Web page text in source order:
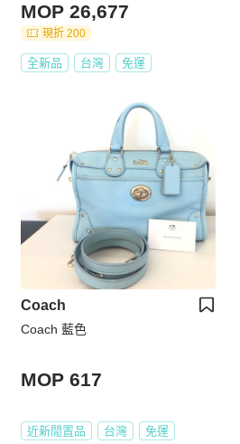
MOP 26,677
現折 200
全新品 台灣 免運
Coach
Coach 藍色
MOP 617
近新閒置品 台灣 免運